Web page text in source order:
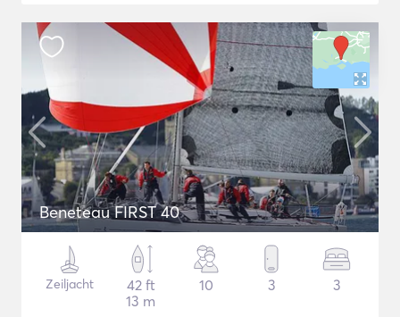
Beneteau FIRST 40
Zeiljacht
42 ft
13 m
10 3 3